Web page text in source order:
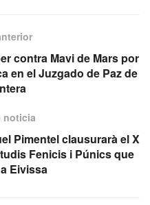
contra Mavi de Mars por
en el Juzgado de Paz de
noticia
Pimentel clausurarà el X
Fenicis i Púnics que
Eivissa